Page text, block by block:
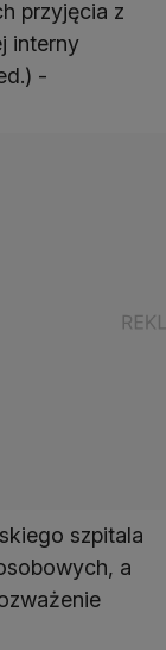
przyjęcia z
interny
-
szpitala
a